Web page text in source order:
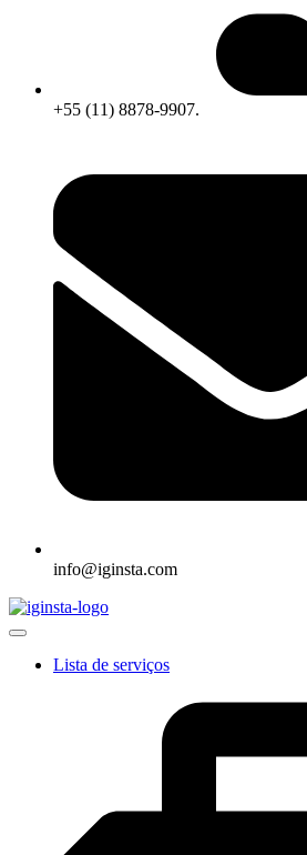
+55 (11) 8878-9907.
info@iginsta.com
Lista de serviços